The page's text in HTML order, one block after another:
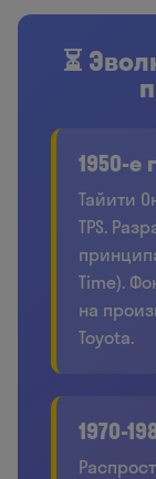
⏳
1950-е
Тайити
TPS.
Time).
на
Toyota.
1970-